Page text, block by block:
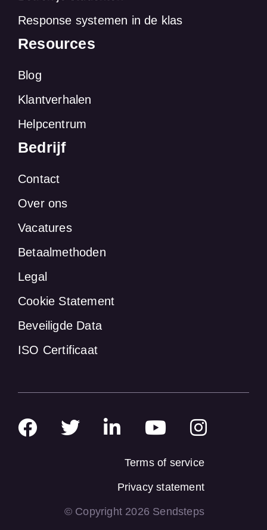
Response systemen in de klas
Resources
Blog
Klantverhalen
Helpcentrum
Bedrijf
Contact
Over ons
Vacatures
Betaalmethoden
Legal
Cookie Statement
Beveiligde Data
ISO Certificaat
Terms of service
Privacy statement
© Copyright 2026 Sendsteps